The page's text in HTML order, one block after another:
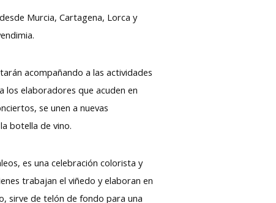
Murcia, Cartagena, Lorca y
acompañando a las actividades
los elaboradores que acuden en
se unen a nuevas
botella de vino.
es una celebración colorista y
trabajan el viñedo y elaboran en
sirve de telón de fondo para una